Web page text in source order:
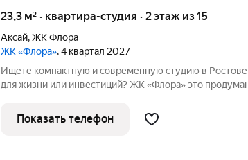
23,3 м² · квартира-студия · 2 этаж из 15
Аксай,ЖК Флора
ЖК «Флора», 4 квартал 2027
Ищете компактную и современную студию в
для жизни или инвестиций? ЖК «Флора» это продуманное
благоприятную территорию на площади 30 гектаров. Дом сдан,
ключи сразу при покупке.
Показать телефон